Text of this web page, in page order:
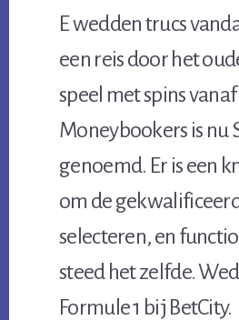
E wedden trucs
een reis door het
speel met spins
Moneybookers is nu
genoemd. Er is een
om de
selecteren, en
steed het zelfde.
Formule 1 bij BetCity.